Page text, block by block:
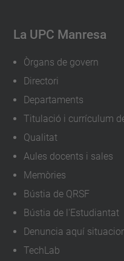
La UPC Manresa
Òrgans de govern
Directori
Departaments
Titulació i currículum
Qualitat
Aules docents i sales
Memòries
Bústia de QRSF
Bústia de l'Estudiantat
Denuncia aquí
TechLab